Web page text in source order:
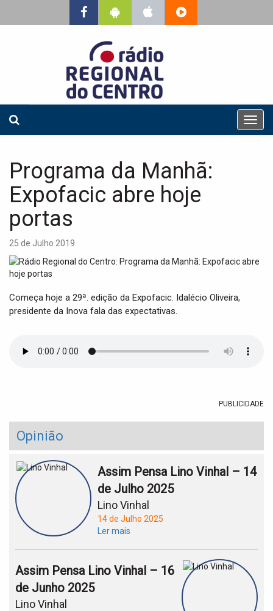
T
o
a
Programa da Manhã:
Expofacic abre hoje
portas
25 de Julho 2019
Começa hoje a 29ª. edição da Expofacic. Idalécio Oliveira,
presidente da Inova fala das expectativas.
PUBLICIDADE
Opinião
Assim Pensa Lino Vinhal – 14
de Julho 2025
Lino Vinhal
14 de Julho 2025
Ler mais
Assim Pensa Lino Vinhal – 16
de Junho 2025
Lino Vinhal